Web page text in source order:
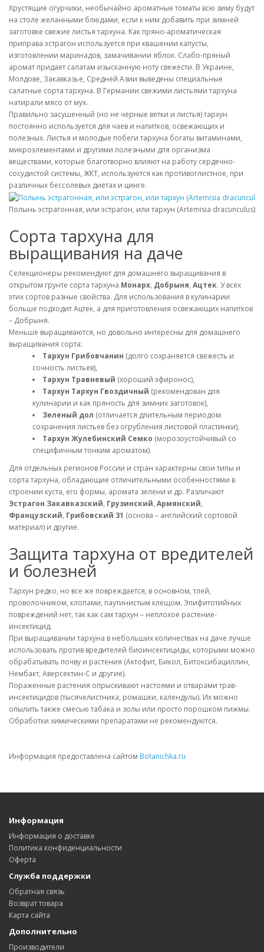
Хрустящие огурчики, необычайно ароматные томаты всю зиму будут
на столе желанными блюдами, если к ним добавить при зимней
заготовке свежие листья тархуна. Как пряно-ароматическая
приправа эстрагон используется при квашении капусты,
изготовлении маринадов, замачивании яблок. Слабо-пряный
аромат придает салатам изысканную ноту свежести. В Украине,
Молдове, Закавказье, Средней Азии выведены специальные
салатные сорта тархуна. В Германии свежими листьями тархуна
натирали мясо от мух.
Правильно засушенный (но не черные ветки и листья) тархун
постоянно используется для чаев и напитков, освежающих и
полезных. Листья и молодые побеги тархуна богаты витаминами,
микроэлементами и другими полезными для организма
веществами, которые благотворно влияют на работу сердечно-
сосудистой системы, ЖКТ, используются как противоглистное, при
различных бессолевых диетах и цинге.
Полынь эстрагонная, или эстрагон, или тархун (Artemisia dracunculus)
Сорта тархуна для
выращивания на даче
Селекционеры рекомендуют для домашнего выращивания в
открытом грунте сорта тархуна Монарх, Добрыня, Ацтек. У всех
этих сортов разные свойства. Для использования в кулинарии
больше подходит Ацтек, а для приготовления освежающих напитков
– Добрыня.
Меньше выращиваются, но довольно интересны для домашнего
выращивания сорта:
Тархун Грибовчанин (долго сохраняется свежесть и
сочность листьев),
Тархун Травневый (хороший эфиронос),
Тархун Тархун Гвоздичный (рекомендован для
кулинарии и как пряность для зимних заготовок),
Зеленый дол (отличается длительным периодом
сохранения листьев без огрубления листовой пластинки),
Тархун Жулебинский Семко (морозоустойчивый со
специфичным тонким ароматом).
Для отдельных регионов России и стран характерны свои типы и
сорта тархуна, обладающие отличительными особенностями в
строении куста, его формы, аромата зелени и др. Различают
Эстрагон Закавказский, Грузинский, Армянский,
Французский, Грибовский 31 (основа – английский сортовой
материал) и другие.
Защита тархуна от вредителей
и болезней
Тархун редко, но все же повреждается, в основном, тлей,
проволочником, клопами, паутинистым клещом. Эпифитотийных
повреждений нет, так как сам тархун – неплохое растение-
инсектицид.
При выращивании тархуна в небольших количествах на даче лучше
использовать против вредителей биоинсектициды, которыми можно
обрабатывать почву и растения (Актофит, Бикол, Битоксибациллин,
Нембакт, Аверсектин-С и другие).
Пораженные растения опрыскивают настоями и отварами трав-
инсектицидов (тысячелистника, ромашки, календулы). Их можно
опылить также смесью табака и золы или просто порошком пижмы.
Обработки химическими препаратами не рекомендуются.
Информация предоставлена сайтом Botanichka.ru
Информация
Информация о доставке
Политика конфиденциальности
Оферта
Служба поддержки
Обратная связь
Возврат товара
Карта сайта
Дополнительно
Производители